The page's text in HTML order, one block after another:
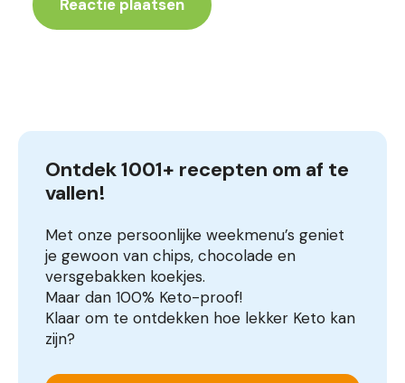
Ontdek 1001+ recepten om af te
vallen!
Met onze persoonlijke weekmenu’s geniet
je gewoon van chips, chocolade en
versgebakken koekjes.
Maar dan 100% Keto-proof!
Klaar om te ontdekken hoe lekker Keto kan
zijn?